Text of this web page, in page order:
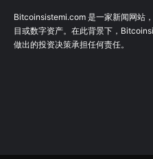
Bitcoinsistemi.com 是一家新闻网站
目或数字资产。在此背景下，
做出的投资决策承担任何责任。